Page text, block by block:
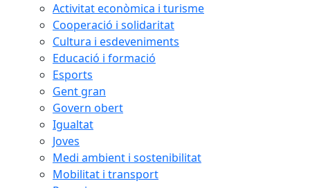
Activitat econòmica i turisme
Cooperació i solidaritat
Cultura i esdeveniments
Educació i formació
Esports
Gent gran
Govern obert
Igualtat
Joves
Medi ambient i sostenibilitat
Mobilitat i transport